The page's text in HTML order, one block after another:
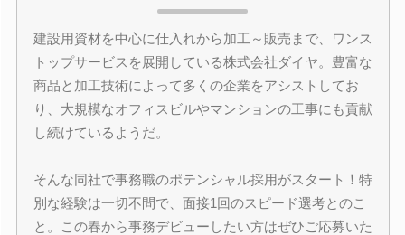
建設用資材を中心に仕入れから加工～販売まで、ワンス
トップサービスを展開している株式会社ダイヤ。豊富な
商品と加工技術によって多くの企業をアシストしてお
り、大規模なオフィスビルやマンションの工事にも貢献
し続けているようだ。
そんな同社で事務職のポテンシャル採用がスタート！特
別な経験は一切不問で、面接1回のスピード選考とのこ
と。この春から事務デビューしたい方はぜひご応募いた